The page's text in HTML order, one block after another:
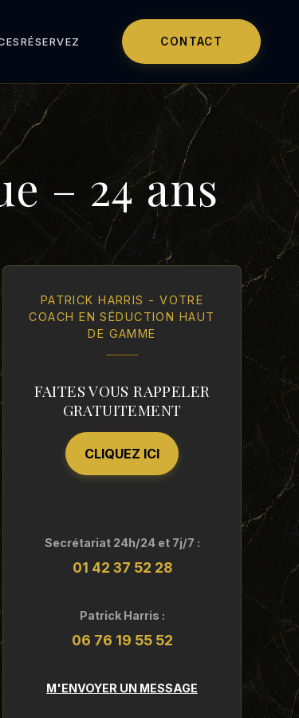
RÉSERVEZ CONTACT
– 24 ans
PATRICK HARRIS - VOTRE
COACH EN SÉDUCTION HAUT
DE GAMME
FAITES VOUS RAPPELER
GRATUITEMENT
CLIQUEZ ICI
Secrétariat 24h/24 et 7j/7 :
01 42 37 52 28
Patrick Harris :
06 76 19 55 52
M'ENVOYER UN MESSAGE